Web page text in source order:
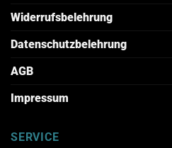
Widerrufsbelehrung
Datenschutzbelehrung
AGB
Impressum
SERVICE